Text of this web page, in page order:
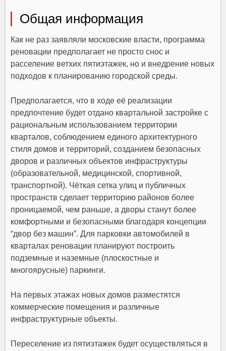
Общая информация
Как не раз заявляли московские власти, программа
реновации предполагает не просто снос и
расселение ветхих пятиэтажек, но и внедрение новых
подходов к планированию городской среды.
Предполагается, что в ходе её реализации
предпочтение будет отдано квартальной застройке с
рациональным использованием территории
кварталов, соблюдением единого архитектурного
стиля домов и территорий, созданием безопасных
дворов и различных объектов инфраструктуры
(образовательной, медицинской, спортивной,
транспортной). Чёткая сетка улиц и публичных
пространств сделает территорию районов более
проницаемой, чем раньше, а дворы станут более
комфортными и безопасными благодаря концепции
“двор без машин”. Для парковки автомобилей в
кварталах реновации планируют построить
подземные и наземные (плоскостные и
многоярусные) паркинги.
На первых этажах новых домов разместятся
коммерческие помещения и различные
инфраструктурные объекты.
Переселение из пятиэтажек будет осуществляться в